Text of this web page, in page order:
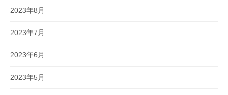
2023年8月
2023年7月
2023年6月
2023年5月